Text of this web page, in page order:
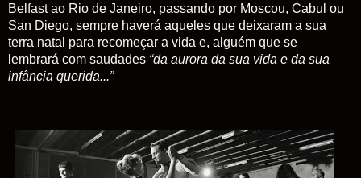
Belfast ao Rio de Janeiro, passando por Moscou, Cabul ou
San Diego, sempre haverá aqueles que deixaram a sua
terra natal para recomeçar a vida e, alguém que se
lembrará com saudades “da aurora da sua vida e da sua
infância querida...”